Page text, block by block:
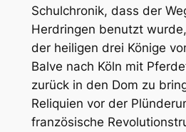
Schulchronik, dass der
Herdringen benutzt
der heiligen drei Könige
Balve nach Köln mit
zurück in den Dom zu
Reliquien vor der
französische